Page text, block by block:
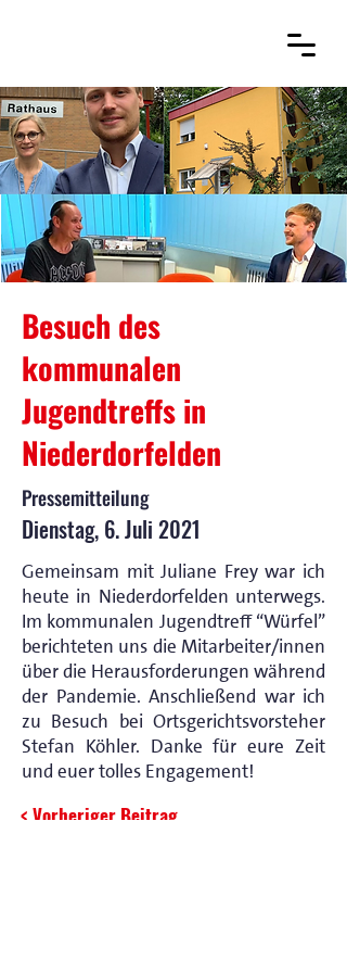
Besuch des
kommunalen
Jugendtreffs in
Niederdorfelden
Pressemitteilung
Dienstag, 6. Juli 2021
Gemeinsam mit Juliane Frey war ich
heute in Niederdorfelden unterwegs.
Im kommunalen Jugendtreff “Würfel”
berichteten uns die Mitarbeiter/innen
über die Herausforderungen während
der Pandemie. Anschließend war ich
zu Besuch bei Ortsgerichtsvorsteher
Stefan Köhler. Danke für eure Zeit
und euer tolles Engagement!
< Vorheriger Beitrag